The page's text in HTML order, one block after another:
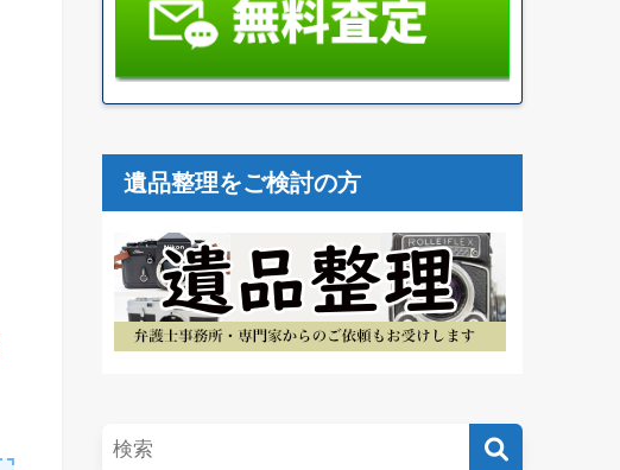
遺品整理をご検討の方